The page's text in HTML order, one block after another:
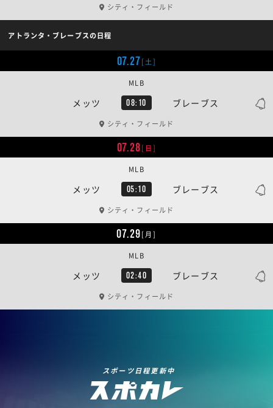
シティ・フィールド
アトランタ・ブレーブスの日程
07.27[土]
メッツ 08:10 ブレーブス
MLB
シティ・フィールド
07.28[日]
メッツ 05:10 ブレーブス
MLB
シティ・フィールド
07.29[月]
メッツ 02:40 ブレーブス
MLB
シティ・フィールド
スポーツ日程更新中